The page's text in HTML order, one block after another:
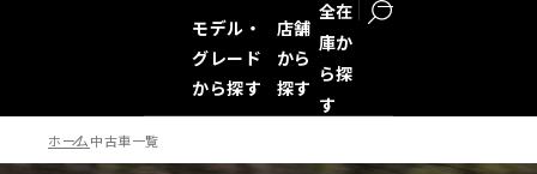
モデル・
グレード
から探す
店舗
から
探す
全在
庫か
ら探
す
ホーム中古車一覧